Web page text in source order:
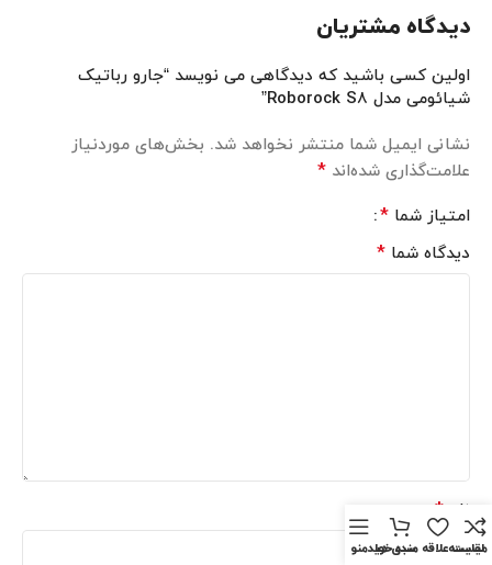
دیدگاه مشتریان
اولین کسی باشید که دیدگاهی می نویسد “جارو رباتیک
شیائومی مدل Roborock S8”
نشانی ایمیل شما منتشر نخواهد شد. بخش‌های موردنیاز
علامت‌گذاری شده‌اند *
امتیاز شما *
دیدگاه شما *
نام *
مقايسه
لیست علاقه مندی ها
سبد خریدمنو